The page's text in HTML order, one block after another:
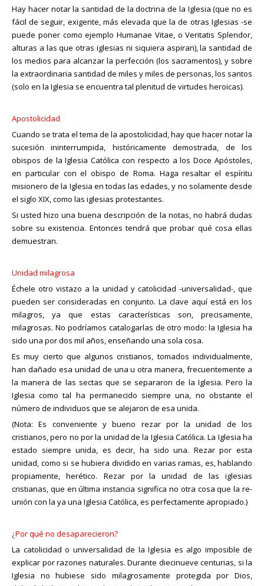
Hay hacer notar la santidad de la doctrina de la Iglesia (que no es
fácil de seguir, exigente, más elevada que la de otras Iglesias -se
puede poner como ejemplo Humanae Vitae, o Veritatis Splendor,
alturas a las que otras iglesias ni siquiera aspiran), la santidad de
los medios para alcanzar la perfección (los sacramentos), y sobre
la extraordinaria santidad de miles y miles de personas, los santos
(solo en la Iglesia se encuentra tal plenitud de virtudes heroicas).
Apostolicidad
Cuando se trata el tema de la apostolicidad, hay que hacer notar la
sucesión ininterrumpida, históricamente demostrada, de los
obispos de la Iglesia Católica con respecto a los Doce Apóstoles,
en particular con el obispo de Roma. Haga resaltar el espíritu
misionero de la Iglesia en todas las edades, y no solamente desde
el siglo XIX, como las iglesias protestantes.
Si usted hizo una buena descripción de la notas, no habrá dudas
sobre su existencia. Entonces tendrá que probar qué cosa ellas
demuestran.
Unidad milagrosa
Échele otro vistazo a la unidad y catolicidad -universalidad-, que
pueden ser consideradas en conjunto. La clave aquí está en los
milagros, ya que estas características son, precisamente,
milagrosas. No podríamos catalogarlas de otro modo: la Iglesia ha
sido una por dos mil años, enseñando una sola cosa.
Es muy cierto que algunos cristianos, tomados individualmente,
han dañado esa unidad de una u otra manera, frecuentemente a
la manera de las sectas que se separaron de la Iglesia. Pero la
Iglesia como tal ha permanecido siempre una, no obstante el
número de individuos que se alejaron de esa unida.
(Nota: Es conveniente y bueno rezar por la unidad de los
cristianos, pero no por la unidad de la Iglesia Católica. La Iglesia ha
estado siempre unida, es decir, ha sido una. Rezar por esta
unidad, como si se hubiera dividido en varias ramas, es, hablando
propiamente, herético. Rezar por la unidad de las iglesias
cristianas, que en última instancia significa no otra cosa que la re-
unión con la ya una Iglesia Católica, es perfectamente apropiado.)
¿Por qué no desaparecieron?
La catolicidad o universalidad de la Iglesia es algo imposible de
explicar por razones naturales. Durante diecinueve centurias, si la
Iglesia no hubiese sido milagrosamente protegida por Dios,